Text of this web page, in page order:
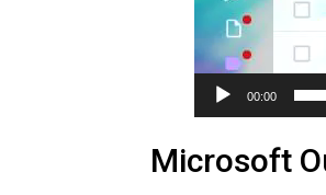
00:00
Microsoft